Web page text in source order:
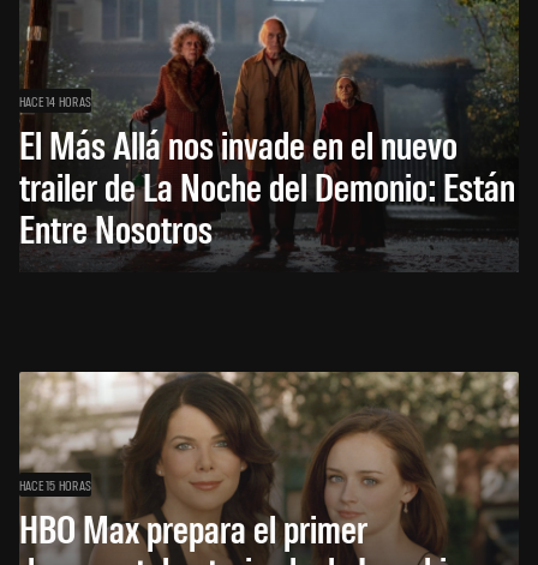
HACE 14 HORAS
El Más Allá nos invade en el nuevo
trailer de La Noche del Demonio: Están
Entre Nosotros
HACE 15 HORAS
HBO Max prepara el primer